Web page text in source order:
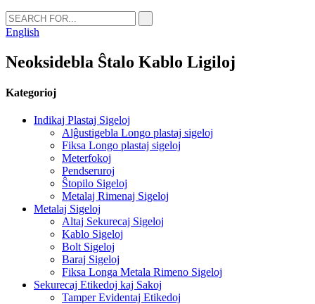
English
Neoksidebla Ŝtalo Kablo Ligiloj
Kategorioj
Indikaj Plastaj Sigeloj
Alĝustigebla Longo plastaj sigeloj
Fiksa Longo plastaj sigeloj
Meterfokoj
Pendseruroj
Ŝtopilo Sigeloj
Metalaj Rimenaj Sigeloj
Metalaj Sigeloj
Altaj Sekurecaj Sigeloj
Kablo Sigeloj
Bolt Sigeloj
Baraj Sigeloj
Fiksa Longa Metala Rimeno Sigeloj
Sekurecaj Etikedoj kaj Sakoj
Tamper Evidentaj Etikedoj